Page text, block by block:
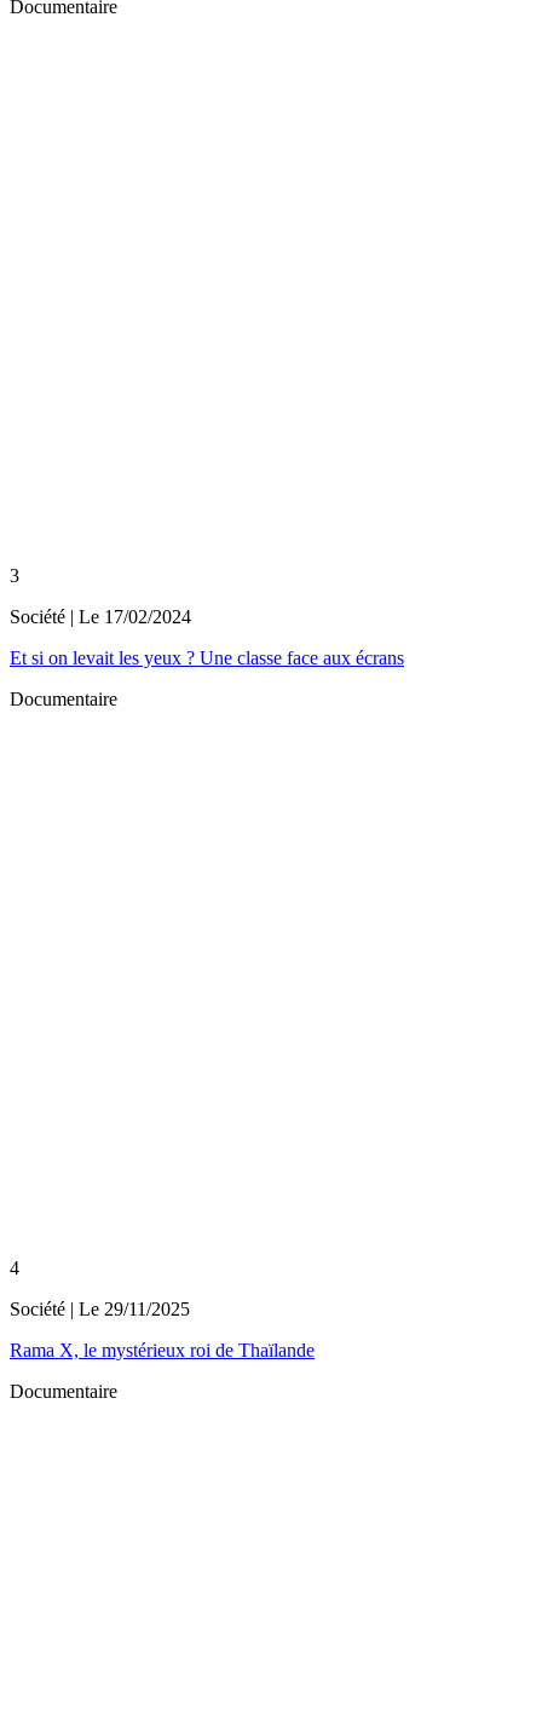
Documentaire
3
Société | Le 17/02/2024
Et si on levait les yeux ? Une classe face aux écrans
Documentaire
4
Société | Le 29/11/2025
Rama X, le mystérieux roi de Thaïlande
Documentaire